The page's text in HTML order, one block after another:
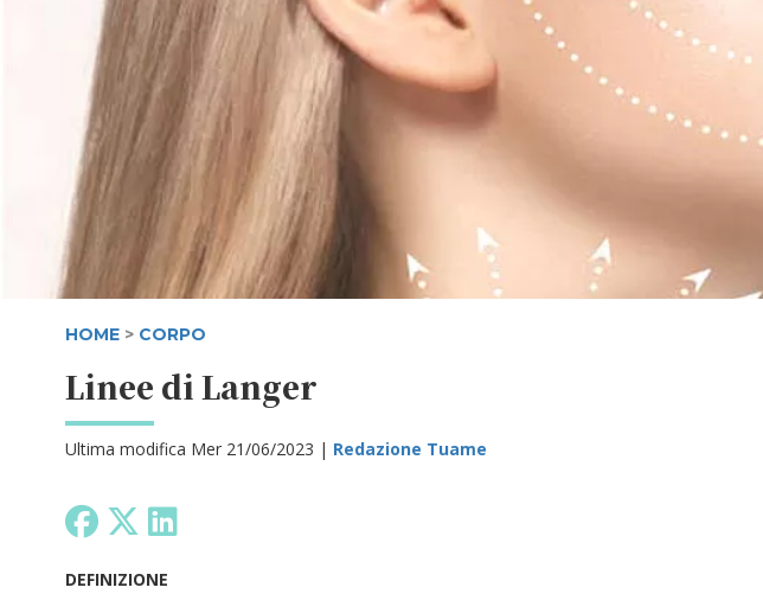
HOME > CORPO
Linee di Langer
Ultima modifica Mer 21/06/2023 | Redazione Tuame
DEFINIZIONE